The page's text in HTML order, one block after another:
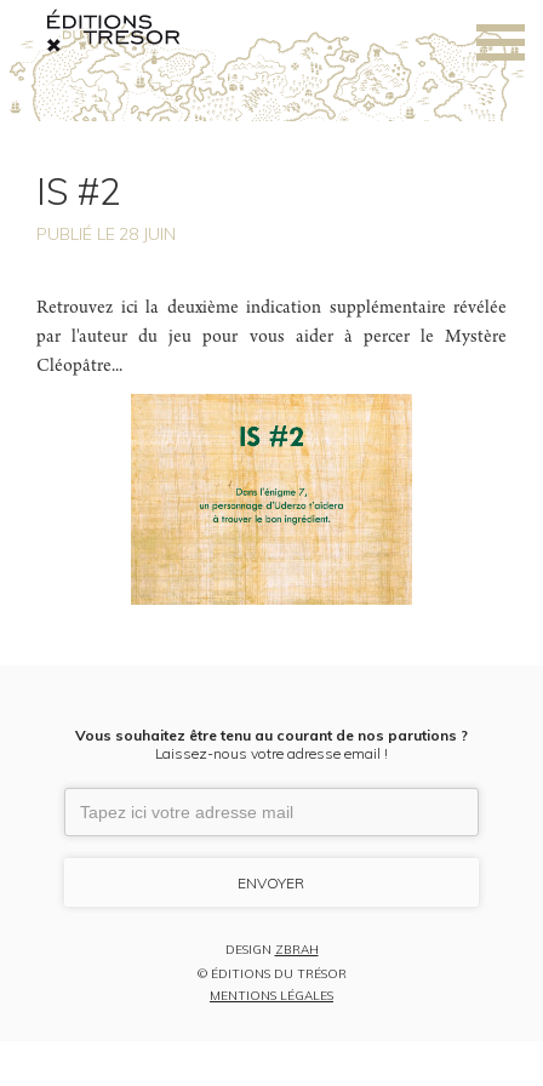
IS #2
PUBLIÉ LE 28 JUIN
Retrouvez ici la deuxième indication supplémentaire révélée
par l'auteur du jeu pour vous aider à percer le Mystère
Cléopâtre...
DESIGN ZBRAH
© ÉDITIONS DU TRÉSOR
MENTIONS LÉGALES
Vous souhaitez être tenu au courant de nos parutions ?
Laissez-nous votre adresse email !